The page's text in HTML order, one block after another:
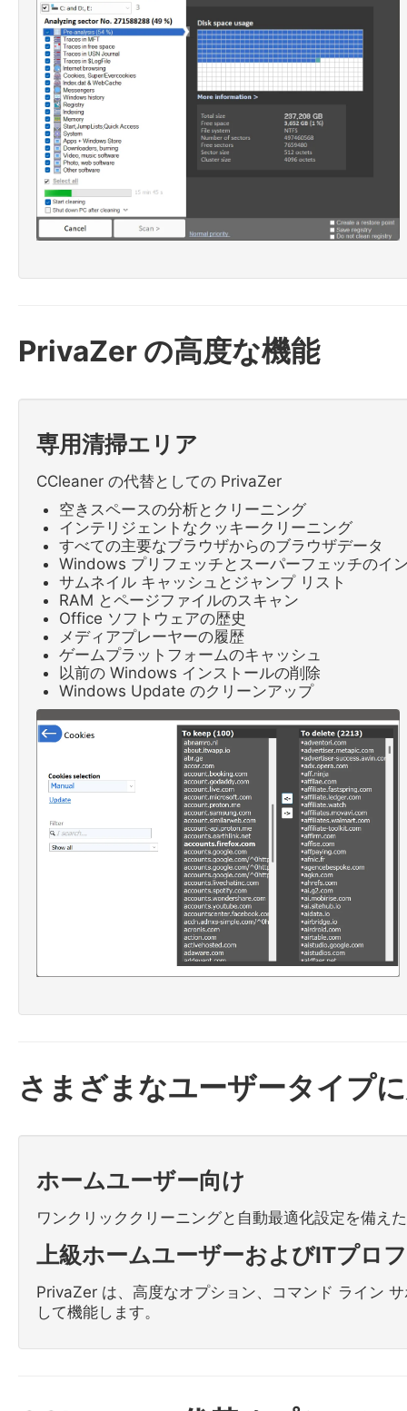
PrivaZer の高度な機能
専用清掃エリア
CCleaner の代替としての PrivaZer
空きスペースの分析とクリーニング
インテリジェントなクッキークリーニング
すべての主要なブラウザからのブラウザデータ
Windows プリフェッチとスーパーフェッチのイ
サムネイル キャッシュとジャンプ リスト
RAM とページファイルのスキャン
Office ソフトウェアの歴史
メディアプレーヤーの履歴
ゲームプラットフォームのキャッシュ
以前の Windows インストールの削除
Windows Update のクリーンアップ
さまざまなユーザータイプ
ホームユーザー向け
ワンクリッククリーニングと自動最適化設定を備え
上級ホームユーザーおよびITプロ
PrivaZer は、高度なオプション、コマンド ライン
して機能します。